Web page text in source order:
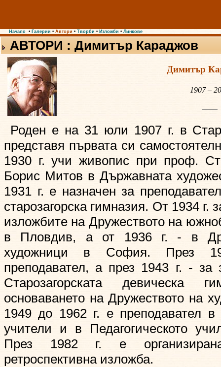
Начало • Галерии • Автори • Творби • Изложби • Линкове
АВТОРИ : Димитър Караджов
Димитър
1907 –
Роден е на 31 юли 1907 г. в
представя първата си
1930 г. учи живопис при проф.
Борис Митов в Държавната
1931 г. е назначен за
старозагорска гимназия. От 1934 г.
изложбите на Дружеството на
в Пловдив, а от 1936 г. - в
художници в София. През
преподавател, а през 1943 г. - за
Старозагорската девическа
основаването на Дружеството на
1949 до 1962 г. е преподавател в
учители и в Педагогическото
През 1982 г. е
ретроспективна изложба.